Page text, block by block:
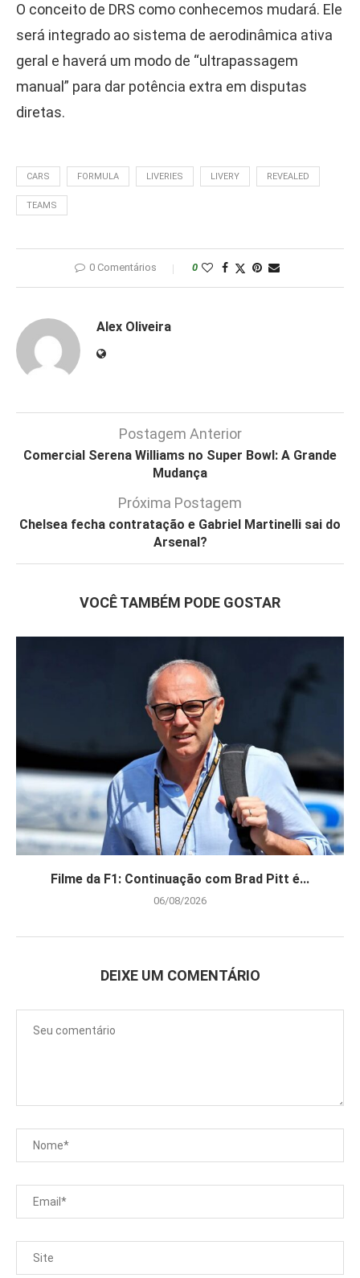
O conceito de DRS como conhecemos mudará. Ele
será integrado ao sistema de aerodinâmica ativa
geral e haverá um modo de “ultrapassagem
manual” para dar potência extra em disputas
diretas.
CARS FORMULA LIVERIES LIVERY REVEALED
TEAMS
0 Comentários 0
Alex Oliveira
Postagem Anterior
Comercial Serena Williams no Super Bowl: A Grande
Mudança
Próxima Postagem
Chelsea fecha contratação e Gabriel Martinelli sai do
Arsenal?
VOCÊ TAMBÉM PODE GOSTAR
Filme da F1: Continuação com Brad Pitt é...
06/08/2026
DEIXE UM COMENTÁRIO